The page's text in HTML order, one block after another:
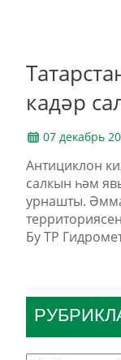
кадәр
07 декабрь
Антициклон
салкын һәм
урнашты.
Бу ТР